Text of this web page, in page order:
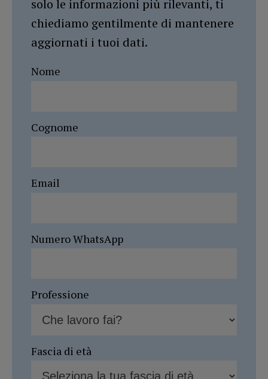
solo le informazioni più rilevanti, ti
chiediamo gentilmente di mantenere
aggiornati i tuoi dati.
Nome
Cognome
Email
Numero WhatsApp
Professione
Fascia di età